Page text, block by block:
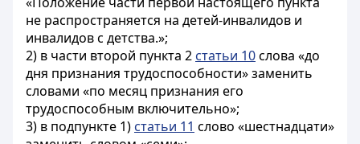
не распространяется на детей-инвалидов и
инвалидов с детства.»;
2) в части второй пункта 2 статьи 10слова «до
дня признания трудоспособности» заменить
словами «по месяц признания его
трудоспособным включительно»;
3) в подпункте 1) статьи 11 слово «шестнадцати»